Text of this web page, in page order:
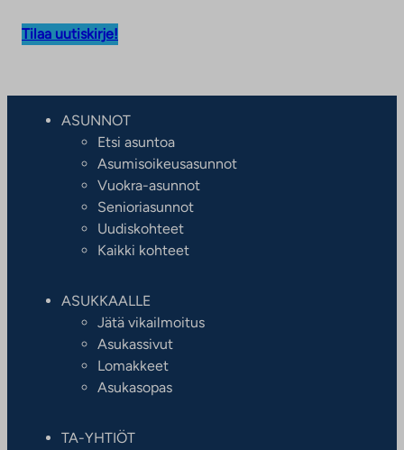
Tilaa uutiskirje!
ASUNNOT
Etsi asuntoa
Asumisoikeusasunnot
Vuokra-asunnot
Senioriasunnot
Uudiskohteet
Kaikki kohteet
ASUKKAALLE
Jätä vikailmoitus
Asukassivut
Lomakkeet
Asukasopas
TA-YHTIÖT